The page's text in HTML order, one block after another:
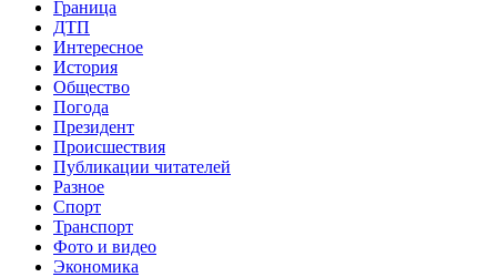
Граница
ДТП
Интересное
История
Общество
Погода
Президент
Происшествия
Публикации читателей
Разное
Спорт
Транспорт
Фото и видео
Экономика